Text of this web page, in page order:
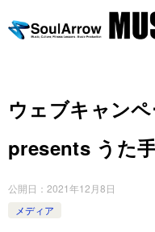
ウェブキャン
presents うた
公開日： 2021年12月8日
メディア